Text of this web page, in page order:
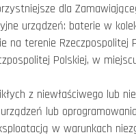
dla
urządzeń: baterie w
na terenie
Polskiej, w
z niewłaściwego lub
lub
w warunkach